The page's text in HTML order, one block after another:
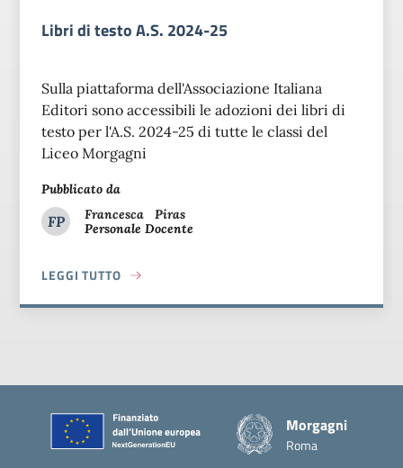
Libri di testo A.S. 2024-25
Sulla piattaforma dell'Associazione Italiana
Editori sono accessibili le adozioni dei libri di
testo per l'A.S. 2024-25 di tutte le classi del
Liceo Morgagni
Pubblicato da
FP
Francesca Piras
Francesca
Piras
Personale Docente
LEGGI TUTTO
ABOUT LIBRI DI TESTO A.S. 2024-25
Piè di pagina
Morgagni
Roma